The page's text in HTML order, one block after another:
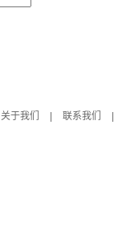
关于我们
联系我们